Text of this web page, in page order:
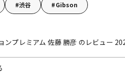
渋谷 Gibson
ンプレミアム 佐藤 勝彦 のレビュー